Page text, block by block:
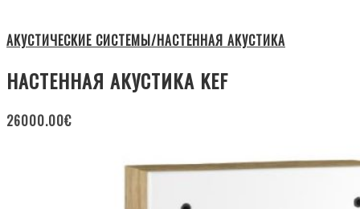
АКУСТИЧЕСКИЕ СИСТЕМЫ/НАСТЕННАЯ АКУСТИКА
НАСТЕННАЯ АКУСТИКА KEF
26000.00€